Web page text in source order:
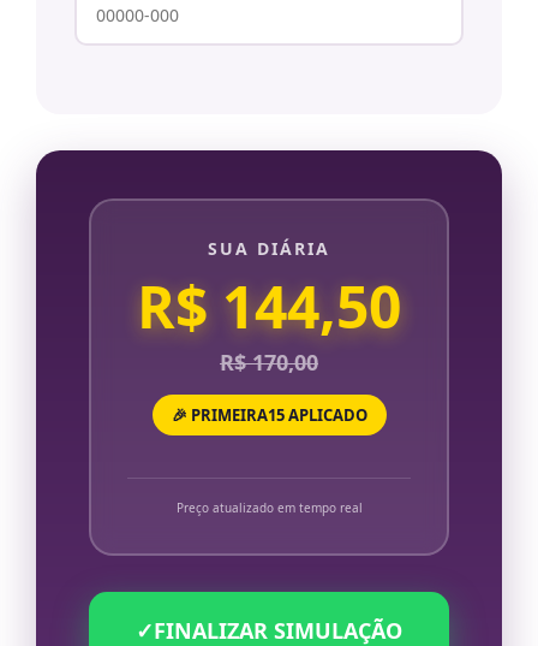
SUA DIÁRIA
R$ 144,50
R$ 170,00
🎉 PRIMEIRA15 APLICADO
Preço atualizado em tempo real
✓FINALIZAR SIMULAÇÃO